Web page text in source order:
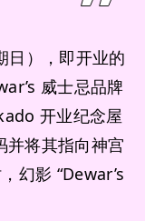
日），即开业的
威士忌品牌
开业纪念屋
并将其指向神宫
幻影 “Dewar’s